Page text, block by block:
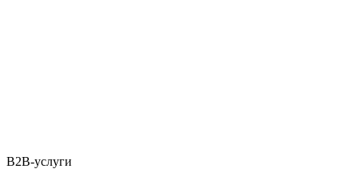
B2B-услуги